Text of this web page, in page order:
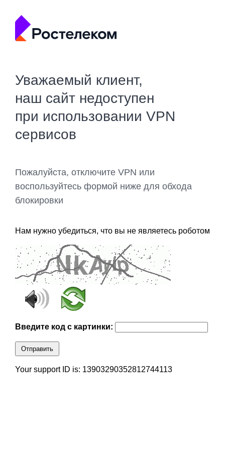
Уважаемый клиент,
наш сайт недоступен
при использовании VPN
сервисов
Пожалуйста, отключите VPN или
воспользуйтесь формой ниже для обхода
блокировки
Нам нужно убедиться, что вы не являетесь роботом
Введите код с картинки:
Отправить
Your support ID is: 13903290352812744113